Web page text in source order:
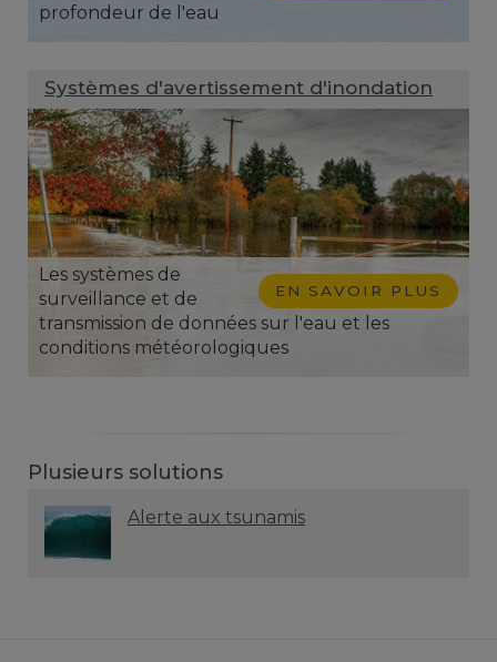
profondeur de l'eau
Systèmes d'avertissement d'inondation
EN SAVOIR PLUS
Les systèmes de
surveillance et de
transmission de données sur l'eau et les
conditions météorologiques
Plusieurs solutions
Alerte aux tsunamis